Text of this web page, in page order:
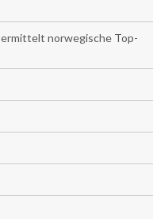
norwegische Top-